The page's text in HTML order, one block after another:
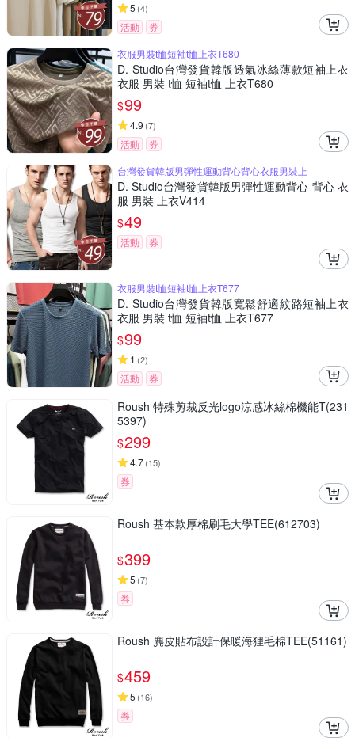
5 (4)
活動
券
衣服男裝t恤短袖t恤上衣T680
D. Studio台灣發貨韓版透氣冰絲薄款短袖上衣
衣服 男裝 t恤 短袖t恤 上衣T680
$99
4.9 (7)
活動
券
台灣發貨韓版男彈性運動背心背心衣服男裝上
D. Studio台灣發貨韓版男彈性運動背心 背心 衣
服 男裝 上衣V414
$49
活動 券
衣服男裝t恤短袖t恤上衣T677
D. Studio台灣發貨韓版寬鬆舒適紋路短袖上衣
衣服 男裝 t恤 短袖t恤 上衣T677
$99
1 (2)
活動 券
Roush 特殊剪裁反光logo涼感冰絲棉機能T(231
5397)
$299
4.7(15)
券
Roush 基本款厚棉刷毛大學TEE(612703)
$399
5 (7)
券
Roush 麂皮貼布設計保暖海狸毛棉TEE(51161)
$459
5 (16)
券